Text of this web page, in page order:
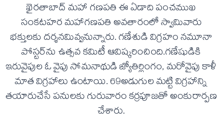
ఖైరతాబాద్ మహా గణపతి ఈ ఏడాది పంచముఖ
సంకటహర మహాగణపతి అవతారంలో స్వామివారు
భక్తులకు దర్శనమివ్వనున్నారు. గణేశుడి విగ్రహం నమూనా
పోస్టర్‌ను ఉత్సవ కమిటీ ఆవిష్కరించింది.గణేషుడికి
ఇరువైపుల ఓ వైపు సోమనాథుడి జ్యోతిర్లింగం, మరోవైపు కాళీ
మాత విగ్రహాలు ఉంటాయి. 69అడుగుల మట్టి విగ్రహాన్ని
తయారుచేసే పనులకు గురువారం కర్రపూజతో అంకురార్పణ
చేశారు.